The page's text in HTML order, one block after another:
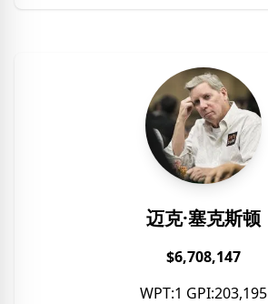
迈克·塞克斯顿
$6,708,147
WPT:1 GPI:203,195